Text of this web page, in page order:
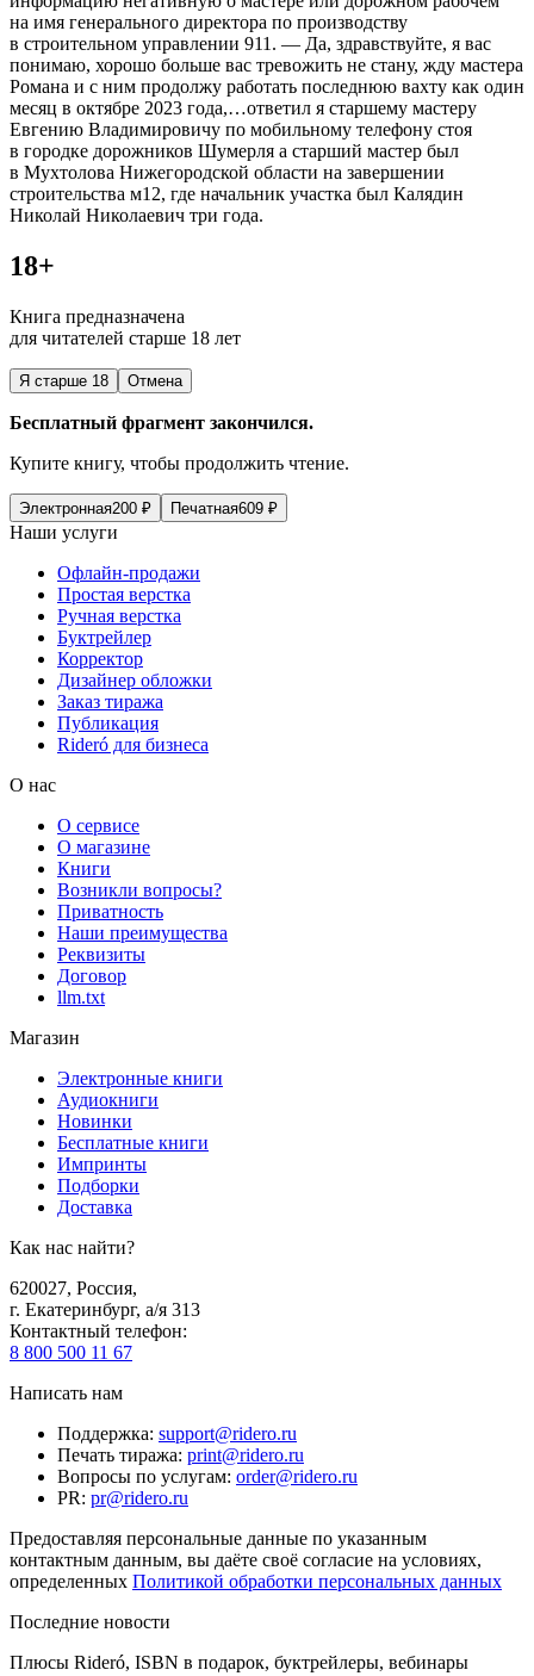
на имя генерального директора по производству
в строительном управлении 911. — Да, здравствуйте, я вас
понимаю, хорошо больше вас тревожить не стану, жду мастера
Романа и с ним продолжу работать последнюю вахту как один
месяц в октябре 2023 года,…ответил я старшему мастеру
Евгению Владимировичу по мобильному телефону стоя
в городке дорожников Шумерля а старший мастер был
в Мухтолова Нижегородской области на завершении
строительства м12, где начальник участка был Калядин
Николай Николаевич три года.
18+
Книга предназначена
для читателей старше 18 лет
Я старше 18 Отмена
Бесплатный фрагмент закончился.
Купите книгу, чтобы продолжить чтение.
Электронная200 ₽ Печатная609 ₽
Наши услуги
Офлайн-продажи
Простая верстка
Ручная верстка
Буктрейлер
Корректор
Дизайнер обложки
Заказ тиража
Публикация
Rideró для бизнеса
О нас
О сервисе
О магазине
Книги
Возникли вопросы?
Приватность
Наши преимущества
Реквизиты
Договор
llm.txt
Магазин
Электронные книги
Аудиокниги
Новинки
Бесплатные книги
Импринты
Подборки
Доставка
Как нас найти?
620027, Россия,
г. Екатеринбург, а/я 313
Контактный телефон:
8 800 500 11 67
Написать нам
Поддержка: support@ridero.ru
Печать тиража: print@ridero.ru
Вопросы по услугам: order@ridero.ru
PR: pr@ridero.ru
Предоставляя персональные данные по указанным
контактным данным, вы даёте своё согласие на условиях,
определенных Политикой обработки персональных данных
Последние новости
Плюсы Rideró, ISBN в подарок, буктрейлеры, вебинары